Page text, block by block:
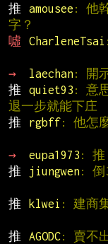
推
amousee : 他
字？
噓
CharleneTsai
→
laechan: 開
推
quiet93 : 意
退一步就能下庄
推
rgbff: 他怎
→
eupa1973 : 推
推
jiungwen: 倒
推
klwei : 建商
推
AGODC: 賣不